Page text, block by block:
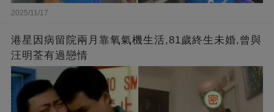
2025/11/17
港星因病留院兩月靠氧氣機生活,81歲終生未婚,曾與
汪明荃有過戀情